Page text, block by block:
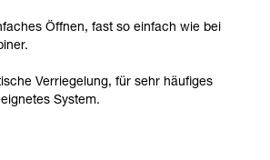
Öffnen, fast so einfach wie bei
Verriegelung, für sehr häufiges
System.